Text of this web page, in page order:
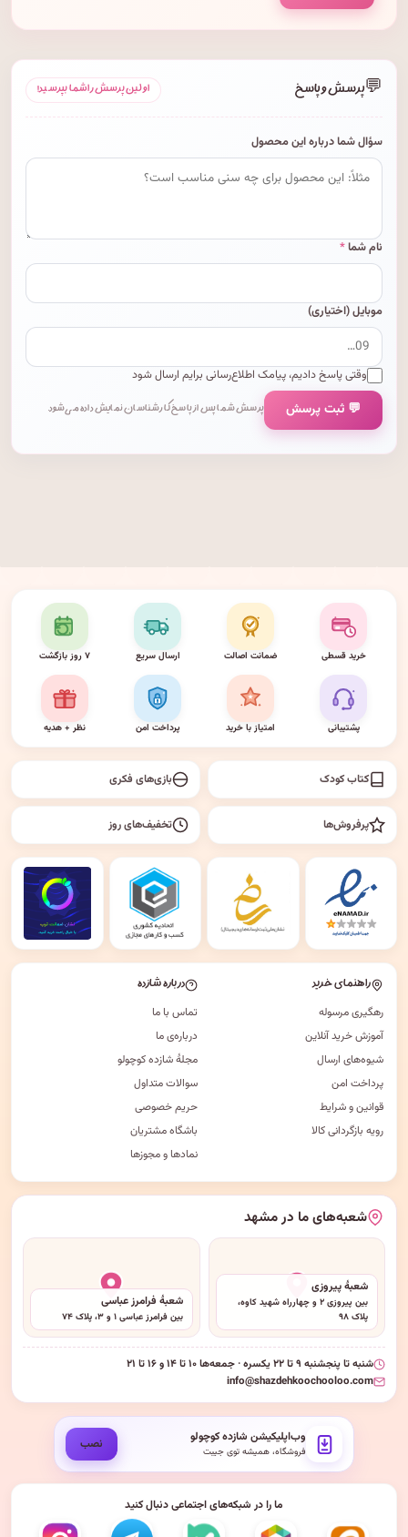
💬پرسش و پاسخ اولین پرسش را شما بپرسید!
سؤال شما درباره این محصول
نام شما*
موبایل (اختیاری)
وقتی پاسخ دادیم، پیامک اطلاع‌رسانی برایم ارسال شود
💬 ثبت پرسش پرسش شما پس از پاسخ کارشناسان نمایش داده می‌شود.
خرید قسطی ضمانت اصالت ارسال سریع ۷ روز بازگشت
پشتیبانی امتیاز با خرید پرداخت امن نظر + هدیه
کتاب کودک بازی‌های فکری
پرفروش‌ها تخفیف‌های روز
راهنمای خرید
رهگیری مرسوله
آموزش خرید آنلاین
شیوه‌های ارسال
پرداخت امن
قوانین و شرایط
رویه بازگردانی کالا
درباره شازده
تماس با ما
درباره‌ی ما
مجلهٔ شازده کوچولو
سوالات متداول
حریم خصوصی
باشگاه مشتریان
نمادها و مجوزها
شعبه‌های ما در مشهد
شعبهٔ پیروزی
بین پیروزی ۲ و چهارراه شهید کاوه،
پلاک ۹۸
شعبهٔ فرامرز عباسی
بین فرامرز عباسی ۱ و ۳، پلاک ۷۴
شنبه تا پنجشنبه ۹ تا ۲۲ یکسره · جمعه‌ها ۱۰ تا ۱۴ و ۱۶ تا ۲۱
info@shazdehkoochooloo.com
وب‌اپلیکیشن شازده کوچولو
فروشگاه، همیشه توی جیبت نصب
ما را در شبکه‌های اجتماعی دنبال کنید